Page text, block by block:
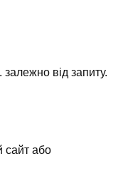
залежно від запиту.
сайт або